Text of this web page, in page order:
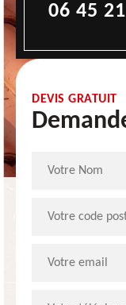
06 45
DEVIS GRATUIT